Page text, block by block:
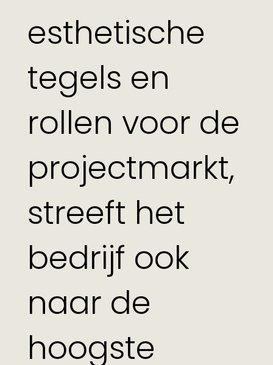
esthetische
tegels en
rollen voor de
projectmarkt,
streeft het
bedrijf ook
naar de
hoogste